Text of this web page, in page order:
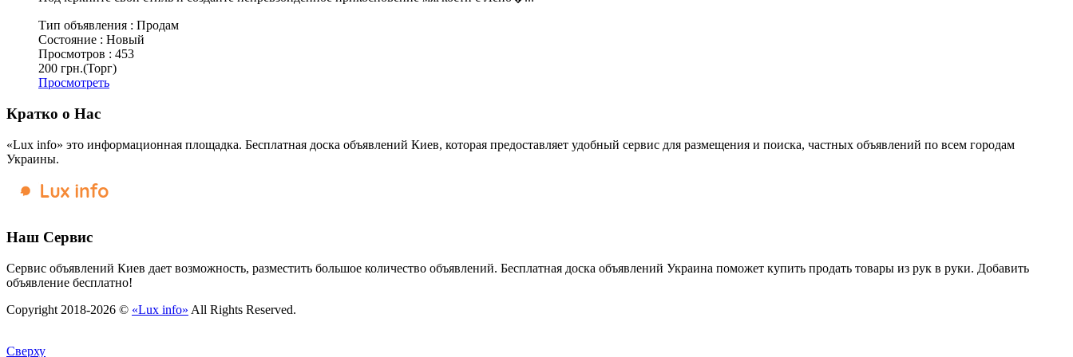
Тип объявления : Продам
Состояние : Новый
Просмотров : 453
200 грн.(Торг)
Просмотреть
Кратко о Нас
«Lux info» это информационная площадка. Бесплатная доска объявлений Киев, которая предоставляет удобный сервис для размещения и поиска, частных объявлений по всем городам
Украины.
Наш Сервис
Сервис объявлений Киев дает возможность, разместить большое количество объявлений. Бесплатная доска объявлений Украина поможет купить продать товары из рук в руки. Добавить
объявление бесплатно!
Copyright 2018-2026 © «Lux info» All Rights Reserved.
Сверху